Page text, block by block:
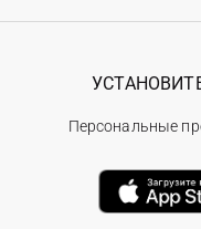
Персональные